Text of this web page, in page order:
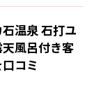
石温泉 石打ユ
風呂付き客
コミ